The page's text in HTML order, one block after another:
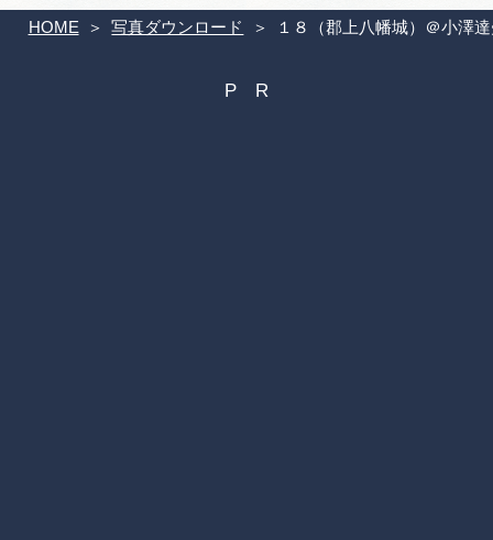
HOME 写真ダウンロード １８（郡上八幡城）＠小澤